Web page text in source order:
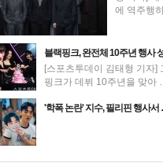
에 역주행
블랙핑크, 완전체 10주년 행사
[스포츠투데이 김태형 기자]
핑크가 데뷔 10주년을 맞아
'학폭 논란' 지수, 필리핀 행사